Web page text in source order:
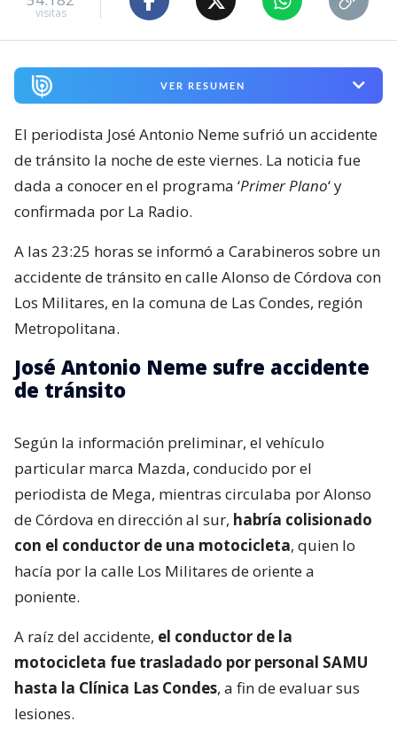
visitas
VER RESUMEN
El periodista José Antonio Neme sufrió un accidente
de tránsito la noche de este viernes. La noticia fue
dada a conocer en el programa ‘Primer Plano‘ y
confirmada por La Radio.
A las 23:25 horas se informó a Carabineros sobre un
accidente de tránsito en calle Alonso de Córdova con
Los Militares, en la comuna de Las Condes, región
Metropolitana.
José Antonio Neme sufre accidente
de tránsito
Según la información preliminar, el vehículo
particular marca Mazda, conducido por el
periodista de Mega, mientras circulaba por Alonso
de Córdova en dirección al sur, habría colisionado
con el conductor de una motocicleta, quien lo
hacía por la calle Los Militares de oriente a
poniente.
A raíz del accidente, el conductor de la
motocicleta fue trasladado por personal SAMU
hasta la Clínica Las Condes, a fin de evaluar sus
lesiones.